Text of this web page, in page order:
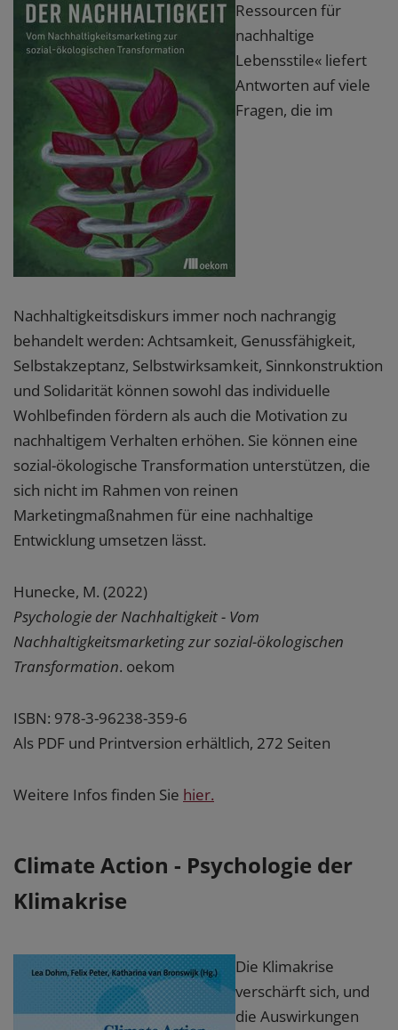
Ressourcen für
nachhaltige
Lebensstile« liefert
Antworten auf viele
Fragen, die im
Nachhaltigkeitsdiskurs immer noch nachrangig
behandelt werden: Achtsamkeit, Genussfähigkeit,
Selbstakzeptanz, Selbstwirksamkeit, Sinnkonstruktion
und Solidarität können sowohl das individuelle
Wohlbefinden fördern als auch die Motivation zu
nachhaltigem Verhalten erhöhen. Sie können eine
sozial-ökologische Transformation unterstützen, die
sich nicht im Rahmen von reinen
Marketingmaßnahmen für eine nachhaltige
Entwicklung umsetzen lässt.
Hunecke, M. (2022)
Psychologie der Nachhaltigkeit - Vom
Nachhaltigkeitsmarketing zur sozial-ökologischen
Transformation. oekom
ISBN: 978-3-96238-359-6
Als PDF und Printversion erhältlich, 272 Seiten
Weitere Infos finden Sie hier.
Climate Action - Psychologie der
Klimakrise
Die Klimakrise
verschärft sich, und
die Auswirkungen